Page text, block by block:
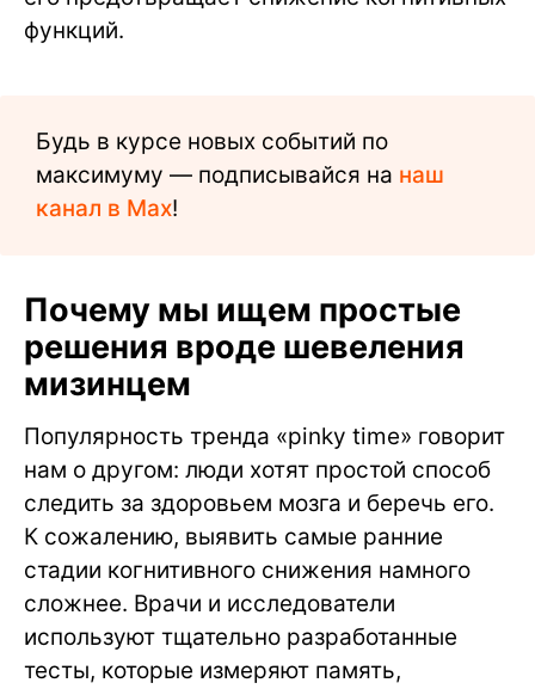
функций.
Будь в курсе новых событий по
максимуму — подписывайся на наш
канал в Max!
Почему мы ищем простые
решения вроде шевеления
мизинцем
Популярность тренда «pinky time» говорит
нам о другом: люди хотят простой способ
следить за здоровьем мозга и беречь его.
К сожалению, выявить самые ранние
стадии когнитивного снижения намного
сложнее. Врачи и исследователи
используют тщательно разработанные
тесты, которые измеряют память,